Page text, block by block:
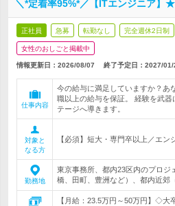
＼*定着率95%*／【ITエンジニア】
正社員 急募 転勤なし 完全週休2日制
女性のおしごと掲載中
情報更新日：2026/08/07 終了予定日： 2027/01/
仕事内容
今の給与に満足していますか？あ
職以上の給与を保証。 経験を武
テージへ導きます。
対象と
なる方
【必須】短大・専門卒以上／エ
勤務地
東京事務所、都内23区内のプロジ
橋、田町、豊洲など）、都内近郊
【月給：23.5万円～50万円】◇大